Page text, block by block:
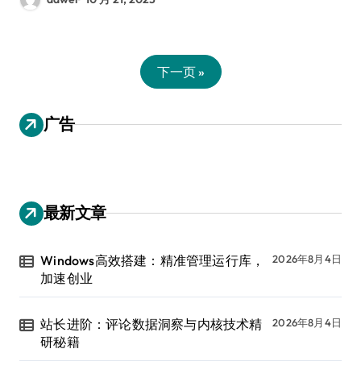
下一页 »
广告
最新文章
Windows高效搭建：精准管理运行库，
加速创业
2026年8月4日
站长进阶：评论数据洞察与内核技术精
研秘籍
2026年8月4日